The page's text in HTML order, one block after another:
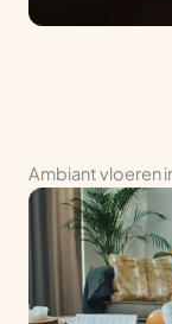
Ambiant vloeren